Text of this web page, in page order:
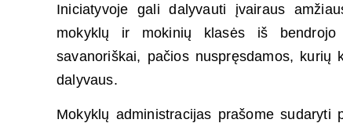
Iniciatyvoje gali dalyvauti įvairaus
mokyklų ir mokinių klasės iš bendrojo
savanoriškai, pačios nuspręsdamos, kurių
dalyvaus.
Mokyklų administracijas prašome